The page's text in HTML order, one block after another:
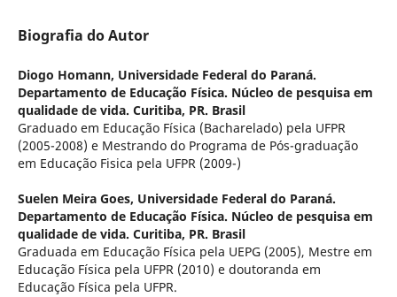
Biografia do Autor
Diogo Homann, Universidade Federal do Paraná.
Departamento de Educação Física. Núcleo de pesquisa em
qualidade de vida. Curitiba, PR. Brasil
Graduado em Educação Física (Bacharelado) pela UFPR
(2005-2008) e Mestrando do Programa de Pós-graduação
em Educação Fisica pela UFPR (2009-)
Suelen Meira Goes, Universidade Federal do Paraná.
Departamento de Educação Física. Núcleo de pesquisa em
qualidade de vida. Curitiba, PR. Brasil
Graduada em Educação Física pela UEPG (2005), Mestre em
Educação Física pela UFPR (2010) e doutoranda em
Educação Física pela UFPR.